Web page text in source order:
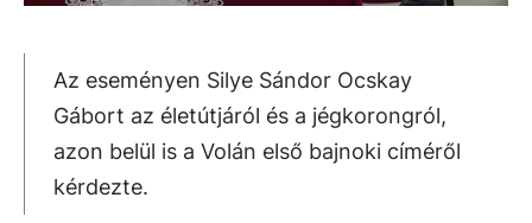
Az eseményen Silye Sándor Ocskay
Gábort az életútjáról és a jégkorongról,
azon belül is a Volán első bajnoki címéről
kérdezte.